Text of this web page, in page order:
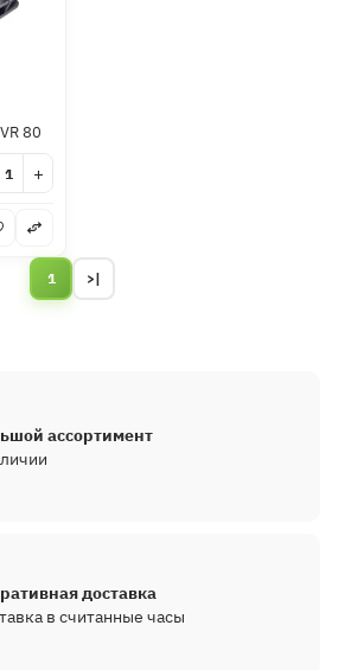
80
+
1 >|
ассортимент
доставка
в считанные часы